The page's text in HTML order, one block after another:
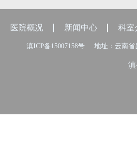
医院概况 新闻中心 科室
滇ICP备15007158号 地址：云南省
滇